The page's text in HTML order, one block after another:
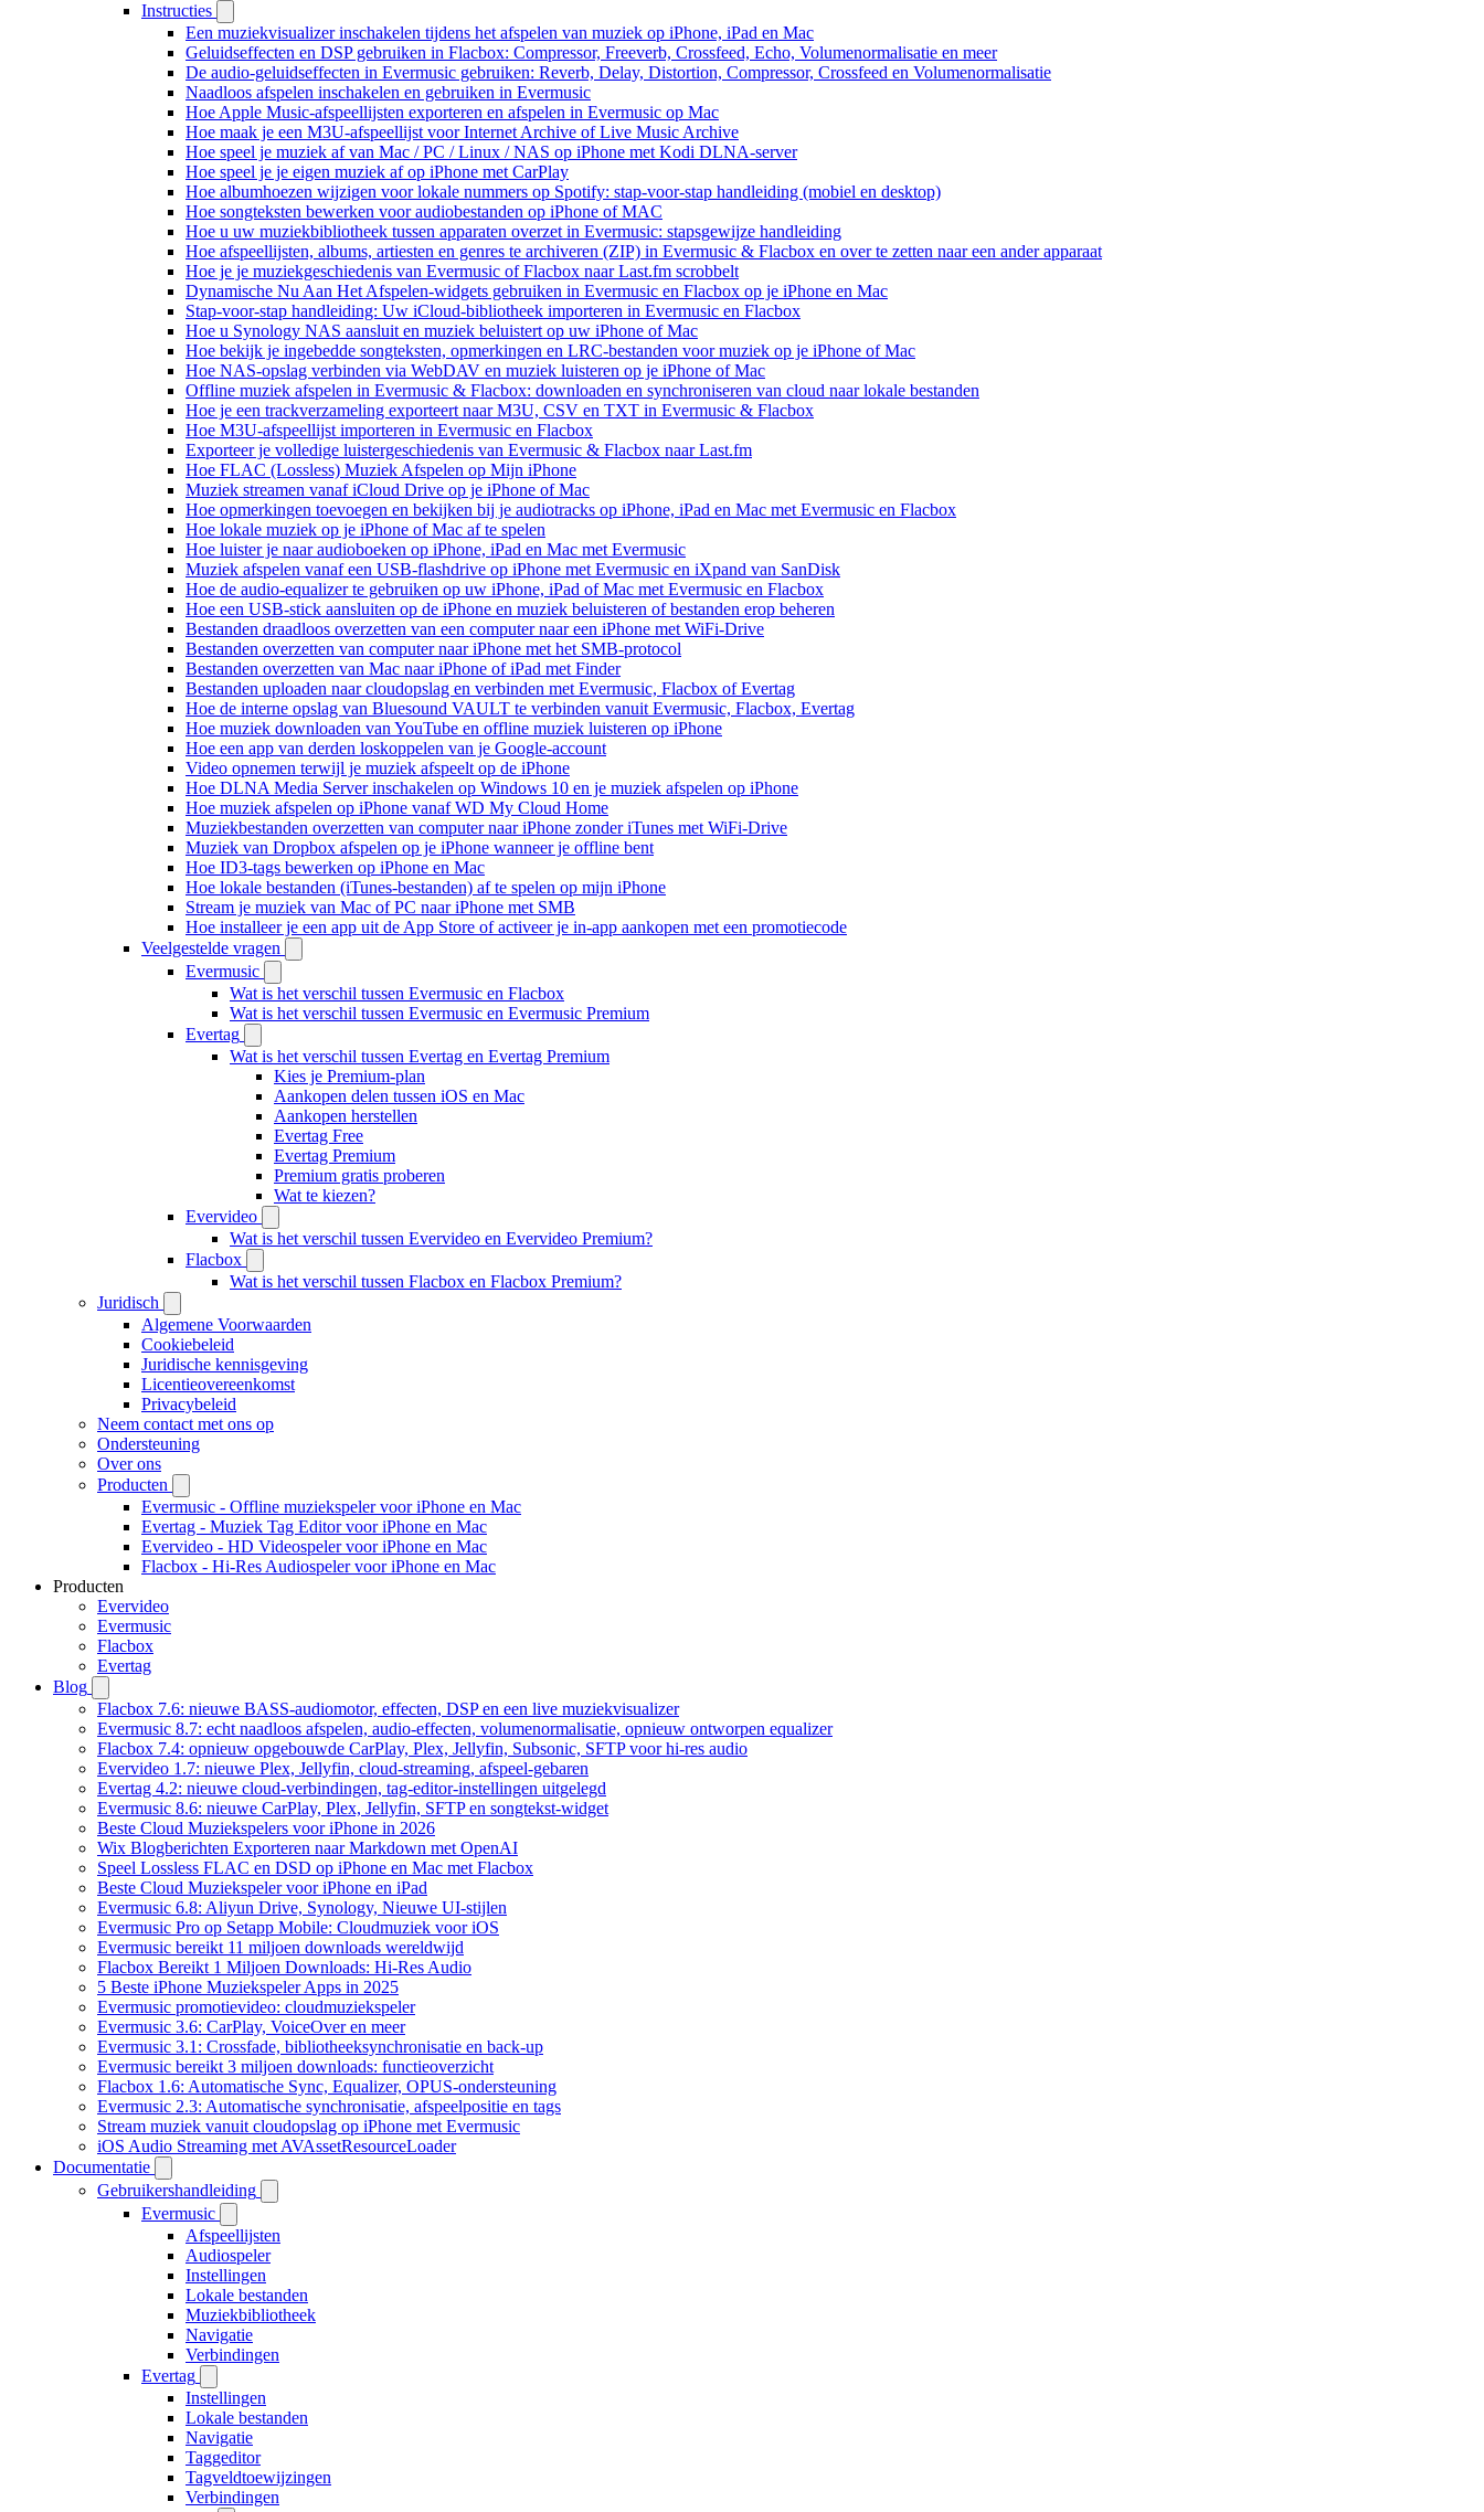
Instructies
Een muziekvisualizer inschakelen tijdens het afspelen van muziek op iPhone, iPad en Mac
Geluidseffecten en DSP gebruiken in Flacbox: Compressor, Freeverb, Crossfeed, Echo, Volumenormalisatie en meer
De audio-geluidseffecten in Evermusic gebruiken: Reverb, Delay, Distortion, Compressor, Crossfeed en Volumenormalisatie
Naadloos afspelen inschakelen en gebruiken in Evermusic
Hoe Apple Music-afspeellijsten exporteren en afspelen in Evermusic op Mac
Hoe maak je een M3U-afspeellijst voor Internet Archive of Live Music Archive
Hoe speel je muziek af van Mac / PC / Linux / NAS op iPhone met Kodi DLNA-server
Hoe speel je je eigen muziek af op iPhone met CarPlay
Hoe albumhoezen wijzigen voor lokale nummers op Spotify: stap-voor-stap handleiding (mobiel en desktop)
Hoe songteksten bewerken voor audiobestanden op iPhone of MAC
Hoe u uw muziekbibliotheek tussen apparaten overzet in Evermusic: stapsgewijze handleiding
Hoe afspeellijsten, albums, artiesten en genres te archiveren (ZIP) in Evermusic & Flacbox en over te zetten naar een ander apparaat
Hoe je je muziekgeschiedenis van Evermusic of Flacbox naar Last.fm scrobbelt
Dynamische Nu Aan Het Afspelen-widgets gebruiken in Evermusic en Flacbox op je iPhone en Mac
Stap-voor-stap handleiding: Uw iCloud-bibliotheek importeren in Evermusic en Flacbox
Hoe u Synology NAS aansluit en muziek beluistert op uw iPhone of Mac
Hoe bekijk je ingebedde songteksten, opmerkingen en LRC-bestanden voor muziek op je iPhone of Mac
Hoe NAS-opslag verbinden via WebDAV en muziek luisteren op je iPhone of Mac
Offline muziek afspelen in Evermusic & Flacbox: downloaden en synchroniseren van cloud naar lokale bestanden
Hoe je een trackverzameling exporteert naar M3U, CSV en TXT in Evermusic & Flacbox
Hoe M3U-afspeellijst importeren in Evermusic en Flacbox
Exporteer je volledige luistergeschiedenis van Evermusic & Flacbox naar Last.fm
Hoe FLAC (Lossless) Muziek Afspelen op Mijn iPhone
Muziek streamen vanaf iCloud Drive op je iPhone of Mac
Hoe opmerkingen toevoegen en bekijken bij je audiotracks op iPhone, iPad en Mac met Evermusic en Flacbox
Hoe lokale muziek op je iPhone of Mac af te spelen
Hoe luister je naar audioboeken op iPhone, iPad en Mac met Evermusic
Muziek afspelen vanaf een USB-flashdrive op iPhone met Evermusic en iXpand van SanDisk
Hoe de audio-equalizer te gebruiken op uw iPhone, iPad of Mac met Evermusic en Flacbox
Hoe een USB-stick aansluiten op de iPhone en muziek beluisteren of bestanden erop beheren
Bestanden draadloos overzetten van een computer naar een iPhone met WiFi-Drive
Bestanden overzetten van computer naar iPhone met het SMB-protocol
Bestanden overzetten van Mac naar iPhone of iPad met Finder
Bestanden uploaden naar cloudopslag en verbinden met Evermusic, Flacbox of Evertag
Hoe de interne opslag van Bluesound VAULT te verbinden vanuit Evermusic, Flacbox, Evertag
Hoe muziek downloaden van YouTube en offline muziek luisteren op iPhone
Hoe een app van derden loskoppelen van je Google-account
Video opnemen terwijl je muziek afspeelt op de iPhone
Hoe DLNA Media Server inschakelen op Windows 10 en je muziek afspelen op iPhone
Hoe muziek afspelen op iPhone vanaf WD My Cloud Home
Muziekbestanden overzetten van computer naar iPhone zonder iTunes met WiFi-Drive
Muziek van Dropbox afspelen op je iPhone wanneer je offline bent
Hoe ID3-tags bewerken op iPhone en Mac
Hoe lokale bestanden (iTunes-bestanden) af te spelen op mijn iPhone
Stream je muziek van Mac of PC naar iPhone met SMB
Hoe installeer je een app uit de App Store of activeer je in-app aankopen met een promotiecode
Veelgestelde vragen
Evermusic
Wat is het verschil tussen Evermusic en Flacbox
Wat is het verschil tussen Evermusic en Evermusic Premium
Evertag
Wat is het verschil tussen Evertag en Evertag Premium
Kies je Premium-plan
Aankopen delen tussen iOS en Mac
Aankopen herstellen
Evertag Free
Evertag Premium
Premium gratis proberen
Wat te kiezen?
Evervideo
Wat is het verschil tussen Evervideo en Evervideo Premium?
Flacbox
Wat is het verschil tussen Flacbox en Flacbox Premium?
Juridisch
Algemene Voorwaarden
Cookiebeleid
Juridische kennisgeving
Licentieovereenkomst
Privacybeleid
Neem contact met ons op
Ondersteuning
Over ons
Producten
Evermusic - Offline muziekspeler voor iPhone en Mac
Evertag - Muziek Tag Editor voor iPhone en Mac
Evervideo - HD Videospeler voor iPhone en Mac
Flacbox - Hi-Res Audiospeler voor iPhone en Mac
Producten
Evervideo
Evermusic
Flacbox
Evertag
Blog
Flacbox 7.6: nieuwe BASS-audiomotor, effecten, DSP en een live muziekvisualizer
Evermusic 8.7: echt naadloos afspelen, audio-effecten, volumenormalisatie, opnieuw ontworpen equalizer
Flacbox 7.4: opnieuw opgebouwde CarPlay, Plex, Jellyfin, Subsonic, SFTP voor hi-res audio
Evervideo 1.7: nieuwe Plex, Jellyfin, cloud-streaming, afspeel-gebaren
Evertag 4.2: nieuwe cloud-verbindingen, tag-editor-instellingen uitgelegd
Evermusic 8.6: nieuwe CarPlay, Plex, Jellyfin, SFTP en songtekst-widget
Beste Cloud Muziekspelers voor iPhone in 2026
Wix Blogberichten Exporteren naar Markdown met OpenAI
Speel Lossless FLAC en DSD op iPhone en Mac met Flacbox
Beste Cloud Muziekspeler voor iPhone en iPad
Evermusic 6.8: Aliyun Drive, Synology, Nieuwe UI-stijlen
Evermusic Pro op Setapp Mobile: Cloudmuziek voor iOS
Evermusic bereikt 11 miljoen downloads wereldwijd
Flacbox Bereikt 1 Miljoen Downloads: Hi-Res Audio
5 Beste iPhone Muziekspeler Apps in 2025
Evermusic promotievideo: cloudmuziekspeler
Evermusic 3.6: CarPlay, VoiceOver en meer
Evermusic 3.1: Crossfade, bibliotheeksynchronisatie en back-up
Evermusic bereikt 3 miljoen downloads: functieoverzicht
Flacbox 1.6: Automatische Sync, Equalizer, OPUS-ondersteuning
Evermusic 2.3: Automatische synchronisatie, afspeelpositie en tags
Stream muziek vanuit cloudopslag op iPhone met Evermusic
iOS Audio Streaming met AVAssetResourceLoader
Documentatie
Gebruikershandleiding
Evermusic
Afspeellijsten
Audiospeler
Instellingen
Lokale bestanden
Muziekbibliotheek
Navigatie
Verbindingen
Evertag
Instellingen
Lokale bestanden
Navigatie
Taggeditor
Tagveldtoewijzingen
Verbindingen